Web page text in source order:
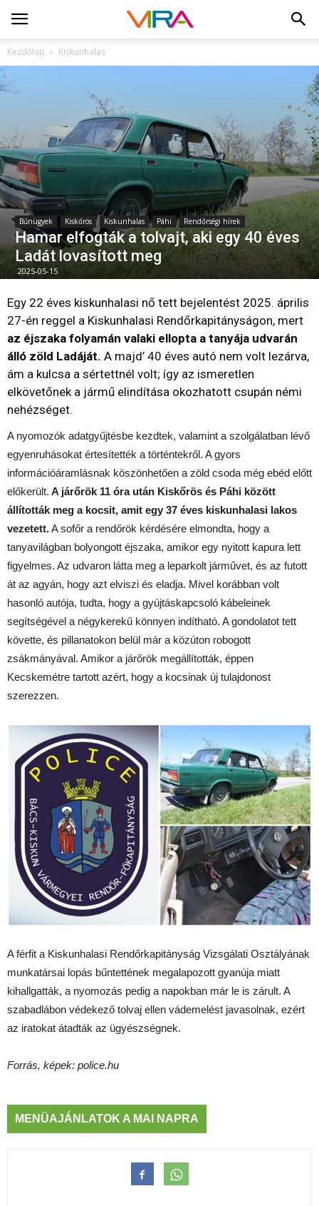
Kezdőlap Kiskunhalas
Bűnügyek Kiskőrös Kiskunhalas Páhi Rendőrségi hírek
Hamar elfogták a tolvajt, aki egy 40 éves
Ladát lovasított meg
2025-05-15
Egy 22 éves kiskunhalasi nő tett bejelentést 2025. április
27-én reggel a Kiskunhalasi Rendőrkapitányságon, mert
az éjszaka folyamán valaki ellopta a tanyája udvarán
álló zöld Ladáját. A majd’ 40 éves autó nem volt lezárva,
ám a kulcsa a sértettnél volt; így az ismeretlen
elkövetőnek a jármű elindítása okozhatott csupán némi
nehézséget.
A nyomozók adatgyűjtésbe kezdtek, valamint a szolgálatban lévő
egyenruhásokat értesítették a történtekről. A gyors
információáramlásnak köszönhetően a zöld csoda még ebéd előtt
előkerült. A járőrök 11 óra után Kiskőrös és Páhi között
állították meg a kocsit, amit egy 37 éves kiskunhalasi lakos
vezetett.A sofőr a rendőrök kérdésére elmondta, hogy a
tanyavilágban bolyongott éjszaka, amikor egy nyitott kapura lett
figyelmes. Az udvaron látta meg a leparkolt járművet, és az futott
át az agyán, hogy azt elviszi és eladja. Mivel korábban volt
hasonló autója, tudta, hogy a gyújtáskapcsoló kábeleinek
segítségével a négykerekű könnyen indítható. A gondolatot tett
követte, és pillanatokon belül már a közúton robogott
zsákmányával. Amikor a járőrök megállították, éppen
Kecskemétre tartott azért, hogy a kocsinak új tulajdonost
szerezzen.
A férfit a Kiskunhalasi Rendőrkapitányság Vizsgálati Osztályának
munkatársai lopás bűntettének megalapozott gyanúja miatt
kihallgatták, a nyomozás pedig a napokban már le is zárult. A
szabadlábon védekező tolvaj ellen vádemelést javasolnak, ezért
az iratokat átadták az ügyészségnek.
Forrás, képek: police.hu
MENÜAJÁNLATOK A MAI NAPRA